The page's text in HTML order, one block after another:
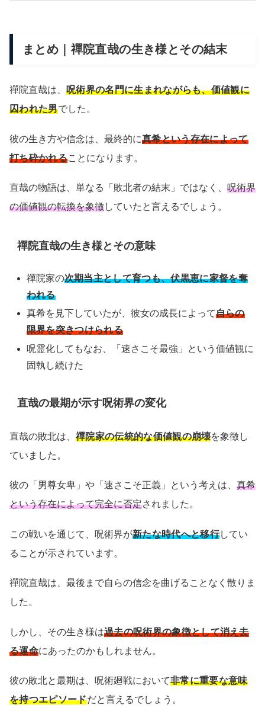
まとめ｜禪院直哉の生き様とその結末
禪院直哉は、 呪術界の名門に生まれながらも、価値観に
囚われた男でした。
彼の生き方や信念は、最終的に真希という存在によって
打ち砕かれることになります。
直哉の物語は、単なる「敗北者の結末」ではなく、 呪術界
の価値観の転換を象徴していたと言えるでしょう。
禪院直哉の生き様とその意味
禪院家の次期当主として育つも、伏黒恵に家督を奪
われる
真希を見下していたが、彼女の成長によって自らの
限界を突きつけられる
呪霊化してもなお、「速さこそ最強」という価値観に
固執し続けた
直哉の最期が示す呪術界の変化
直哉の敗北は、 禪院家の伝統的な価値観の崩壊を象徴し
ていました。
彼の「男尊女卑」や「速さこそ正義」という考えは、 真希
という存在によって完全に否定されました。
この戦いを通じて、呪術界が新たな時代へと移行してい
ることが示されています。
禪院直哉は、最後まで自らの信念を曲げることなく散りま
した。
しかし、その生き様は過去の呪術界の象徴として消え去
る運命にあったのかもしれません。
彼の敗北と最期は、呪術廻戦において非常に重要な意味
を持つエピソードだと言えるでしょう。